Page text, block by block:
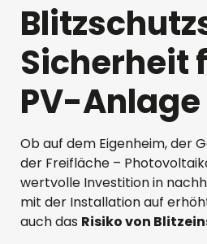
Sicherheit
PV-Anlage
Ob auf dem Eigenheim, der
der Freifläche –
wertvolle Investition in
mit der Installation auf
auch das Risiko von